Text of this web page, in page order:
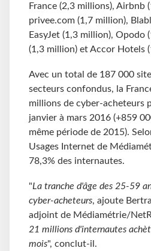
France (2,3 millions), Airbnb
privee.com (1,7 million),
EasyJet (1,3 million), Opodo
(1,3 million) et Accor Hotels
Avec un total de 187 000
secteurs confondus, la
millions de cyber-acheteurs
janvier à mars 2016 (+859
même période de 2015).
Usages Internet de
78,3% des internautes.
"La tranche d'âge des 25-59
cyber-acheteurs, ajoute
adjoint de Médiamétrie/
21 millions d'internautes
mois", conclut-il.